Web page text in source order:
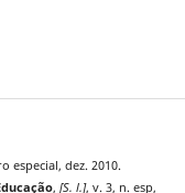
especial, dez. 2010.
, [S. l.], v. 3, n. esp,